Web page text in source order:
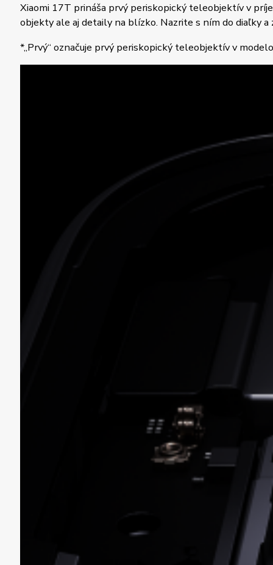
Xiaomi 17T prináša prvý periskopický teleobjektív v
objekty ale aj detaily na blízko. Nazrite s ním do diaľky
*„Prvý“ označuje prvý periskopický teleobjektív v